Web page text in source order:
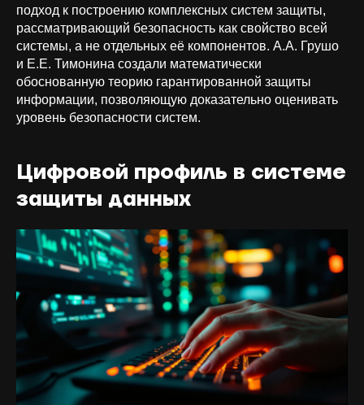
подход к построению комплексных систем защиты,
рассматривающий безопасность как свойство всей
системы, а не отдельных её компонентов. А.А. Грушо
и Е.Е. Тимонина создали математически
обоснованную теорию гарантированной защиты
информации, позволяющую доказательно оценивать
уровень безопасности систем.
Цифровой профиль в системе
защиты данных